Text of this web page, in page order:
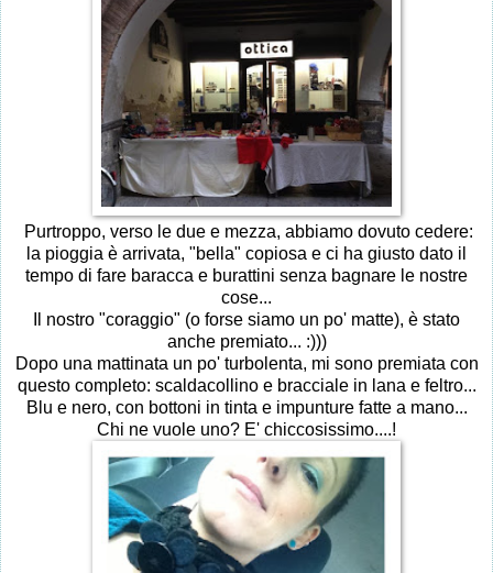
Purtroppo, verso le due e mezza, abbiamo dovuto cedere:
la pioggia è arrivata, "bella" copiosa e ci ha giusto dato il
tempo di fare baracca e burattini senza bagnare le nostre
cose...
Il nostro "coraggio" (o forse siamo un po' matte), è stato
anche premiato... :)))
Dopo una mattinata un po' turbolenta, mi sono premiata con
questo completo: scaldacollino e bracciale in lana e feltro...
Blu e nero, con bottoni in tinta e impunture fatte a mano...
Chi ne vuole uno? E' chiccosissimo....!